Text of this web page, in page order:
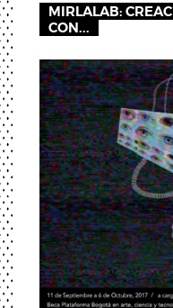
MIRLALAB:
CON...